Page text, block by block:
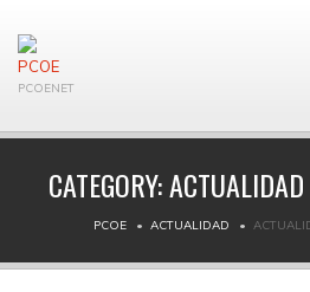
PCOENET
CATEGORY:
PCOE ACTUALIDAD